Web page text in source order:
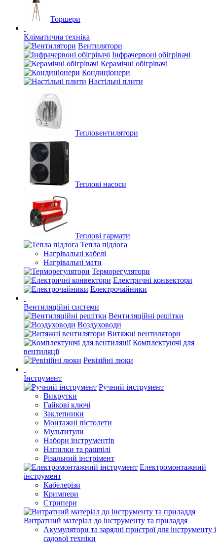
Торшери
Кліматична техніка
Вентилятори
Інфрачервоні обігрівачі
Керамічні обігрівачі
Кондиціонери
Настільні плити
Тепловентилятори
Теплові насоси
Теплові гармати
Тепла підлога
Нагрівальні кабелі
Нагрівальні мати
Терморегулятори
Електричні конвектори
Електрочайники
Вентиляційні системи
Вентиляційні решітки
Воздуховоди
Витяжні вентилятори
Комплектуючі для
вентиляції
Ревізійні люки
Інструмент
Ручний інструмент
Викрутки
Гайкові ключі
Заклепники
Монтажні пістолети
Мультитули
Набори інструментів
Напилки та рашпілі
Різальний інстрімент
Електромонтажний
інструмент
Кабелерізи
Кримпери
Стрипери
Витратний матеріал до інструменту та приладдя
Акумулятори та зарядні пристрої для інструменту і
садової техніки